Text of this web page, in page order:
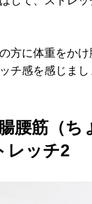
方に体重をか
チ感を感じまし
腰筋（ち
レッチ2